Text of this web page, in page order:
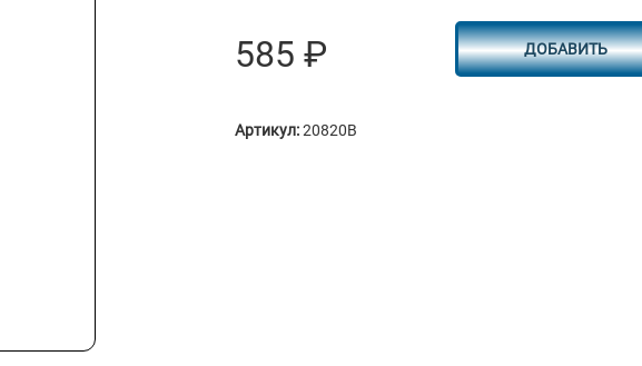
585 ₽ ДОБАВИТЬ
Артикул:20820B